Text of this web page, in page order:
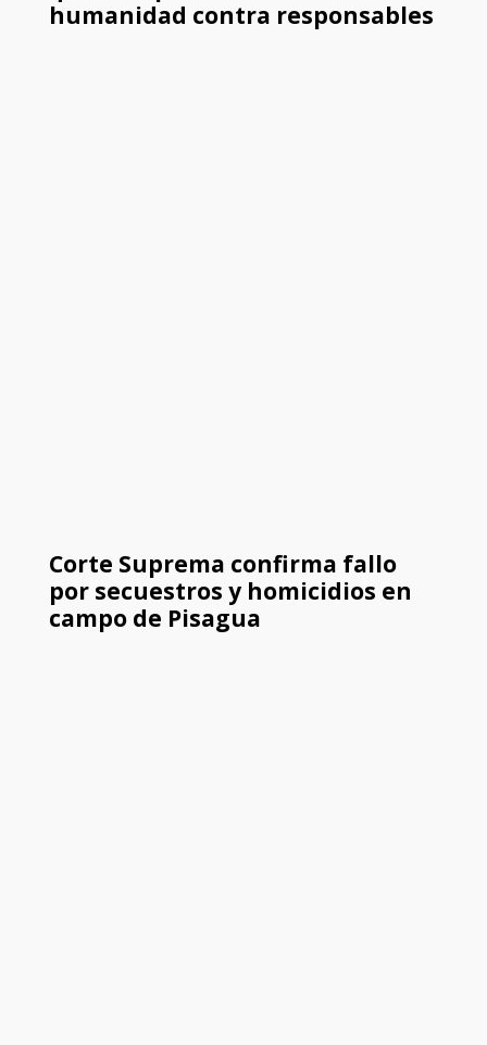
humanidad contra responsables
Corte Suprema confirma fallo
por secuestros y homicidios en
campo de Pisagua